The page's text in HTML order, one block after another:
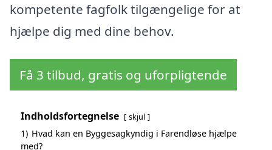
kompetente fagfolk tilgængelige for at
hjælpe dig med dine behov.
Få 3 tilbud, gratis og uforpligtende
Indholdsfortegnelse skjul
1) Hvad kan en Byggesagkyndig i Farendløse hjælpe
med?